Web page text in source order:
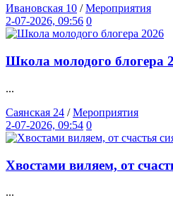
Ивановская 10 /Мероприятия
2-07-2026, 09:56 0
Школа молодого блогера
...
Саянская 24 /Мероприятия
2-07-2026, 09:54 0
Хвостами виляем, от
...